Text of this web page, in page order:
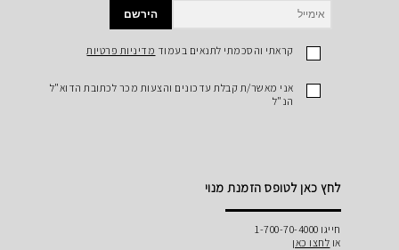
קראתי והסכמתי לתנאים בעמודמדיניות פרטיות
אני מאשר/ת קבלת עדכונים והצעות מכר לכתובת הדוא"ל
הנ"ל
לחץ כאן לטופס הזמנת מנוי
לחצו כאן